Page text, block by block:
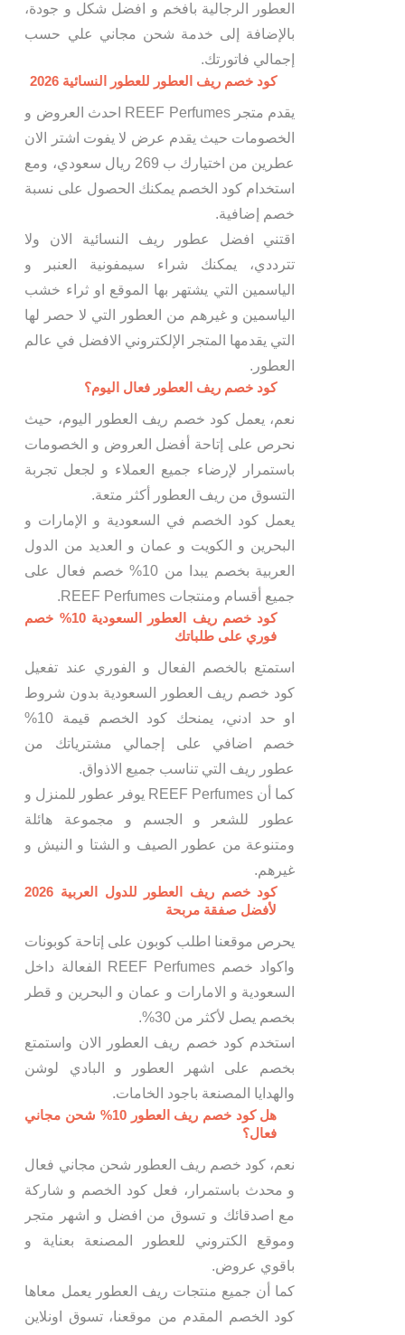
العطور الرجالية بافخم و افضل شكل و جودة،
بالإضافة إلى خدمة شحن مجاني علي حسب
إجمالي فاتورتك.
كود خصم ريف العطور للعطور النسائية 2026
يقدم متجر REEF Perfumes احدث العروض و
الخصومات حيث يقدم عرض لا يفوت اشتر الان
عطرين من اختيارك ب 269 ريال سعودي، ومع
استخدام كود الخصم يمكنك الحصول على نسبة
خصم إضافية.
اقتني افضل عطور ريف النسائية الان ولا
تترددي، يمكنك شراء سيمفونية العنبر و
الياسمين التي يشتهر بها الموقع او ثراء خشب
الياسمين و غيرهم من العطور التي لا حصر لها
التي يقدمها المتجر الإلكتروني الافضل في عالم
العطور.
كود خصم ريف العطور فعال اليوم؟
نعم، يعمل كود خصم ريف العطور اليوم، حيث
نحرص على إتاحة أفضل العروض و الخصومات
باستمرار لإرضاء جميع العملاء و لجعل تجربة
التسوق من ريف العطور أكثر متعة.
يعمل كود الخصم في السعودية و الإمارات و
البحرين و الكويت و عمان و العديد من الدول
العربية بخصم يبدا من 10% خصم فعال على
جميع أقسام ومنتجات REEF Perfumes.
كود خصم ريف العطور السعودية 10% خصم
فوري على طلباتك
استمتع بالخصم الفعال و الفوري عند تفعيل
كود خصم ريف العطور السعودية بدون شروط
او حد ادني، يمنحك كود الخصم قيمة 10%
خصم اضافي على إجمالي مشترياتك من
عطور ريف التي تناسب جميع الاذواق.
كما أن REEF Perfumes يوفر عطور للمنزل و
عطور للشعر و الجسم و مجموعة هائلة
ومتنوعة من عطور الصيف و الشتا و النيش و
غيرهم.
كود خصم ريف العطور للدول العربية 2026
لأفضل صفقة مربحة
يحرص موقعنا اطلب كوبون على إتاحة كوبونات
واكواد خصم REEF Perfumes الفعالة داخل
السعودية و الامارات و عمان و البحرين و قطر
بخصم يصل لأكثر من 30%.
استخدم كود خصم ريف العطور الان واستمتع
بخصم على اشهر العطور و البادي لوشن
والهدايا المصنعة باجود الخامات.
هل كود خصم ريف العطور 10% شحن مجاني
فعال؟
نعم، كود خصم ريف العطور شحن مجاني فعال
و محدث باستمرار، فعل كود الخصم و شاركة
مع اصدقائك و تسوق من افضل و اشهر متجر
وموقع الكتروني للعطور المصنعة بعناية و
باقوي عروض.
كما أن جميع منتجات ريف العطور يعمل معاها
كود الخصم المقدم من موقعنا، تسوق اونلاين